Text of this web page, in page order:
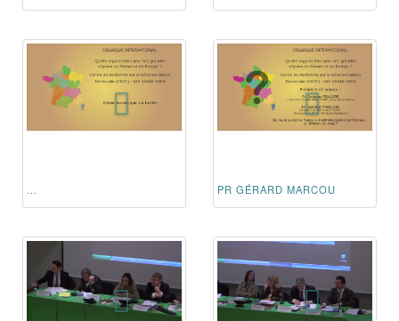
... PR GÉRARD MARCOU